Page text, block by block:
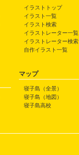
イラストトップ
イラスト一覧
イラスト検索
イラストレーター一覧
イラストレーター検索
自作イラスト一覧
マップ
寝子島（全景）
寝子島（地図）
寝子島高校